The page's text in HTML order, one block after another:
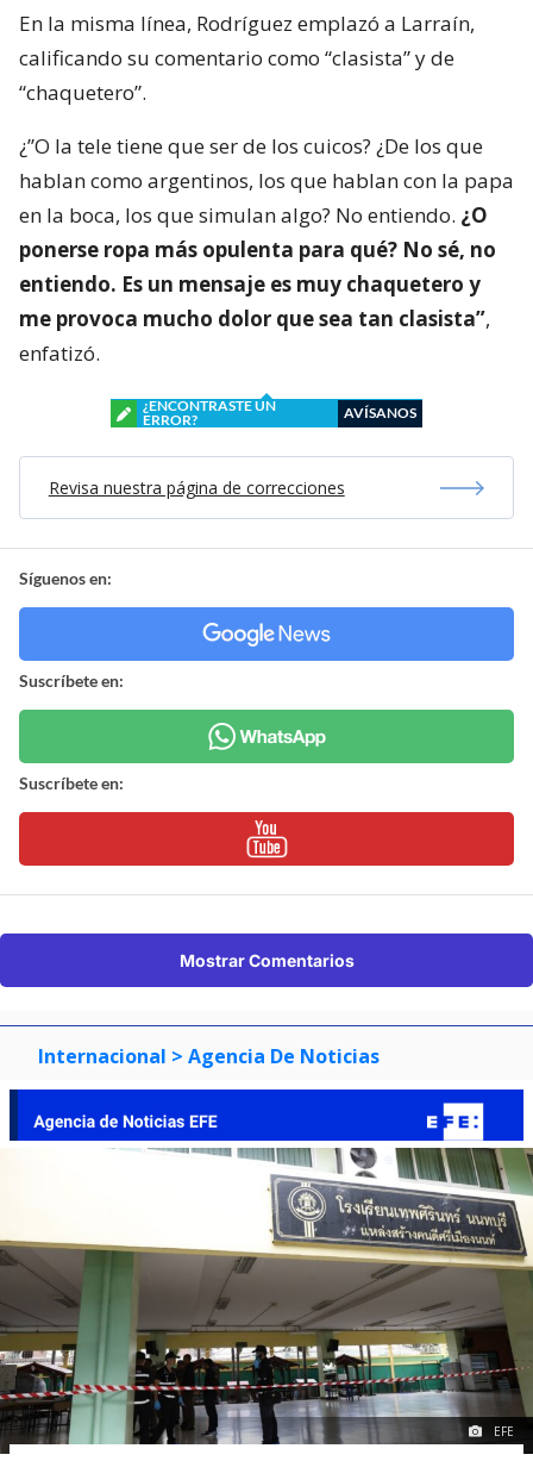
En la misma línea, Rodríguez emplazó a Larraín,
calificando su comentario como “clasista” y de
“chaquetero”.
¿”O la tele tiene que ser de los cuicos? ¿De los que
hablan como argentinos, los que hablan con la papa
en la boca, los que simulan algo? No entiendo. ¿O
ponerse ropa más opulenta para qué? No sé, no
entiendo. Es un mensaje es muy chaquetero y
me provoca mucho dolor que sea tan clasista”,
enfatizó.
¿ENCONTRASTE UN
ERROR?
AVÍSANOS
Revisa nuestra página de correcciones
Síguenos en:
Suscríbete en:
Suscríbete en:
Mostrar Comentarios
Internacional > Agencia De Noticias
EFE